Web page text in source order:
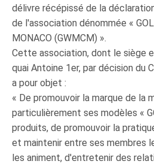
délivre récépissé de la
de l'association dénommée «
MONACO (GWMCM) ».
Cette association, dont le siège
quai Antoine 1er, par décision du
a pour objet :
« De promouvoir la marque de la
particulièrement ses modèles «
produits, de promouvoir la
et maintenir entre ses membres
les animent, d'entretenir des